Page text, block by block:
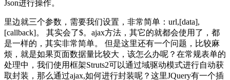
Json进行操作。
里边就三个参数，需要我们设置，非常简单：url,[data],
[callback]。 其实会了$。ajax方法，其它的就都会使用了，都
是一样的，其实非常简单。 但是这里还有一个问题，比较麻
烦，就是如果页面数据量比较大，该怎么办呢？在常规表单的
处理中，我们使用框架Struts2可以通过域驱动模式进行自动获
取封装，那么通过ajax,如何进行封装呢？这里JQuery有一个插